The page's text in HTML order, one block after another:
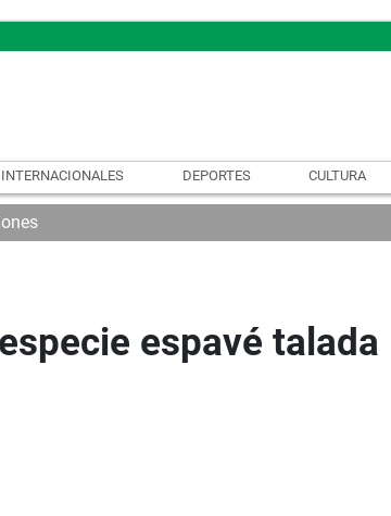
INTERNACIONALES DEPORTES CULTURA
espavé talada